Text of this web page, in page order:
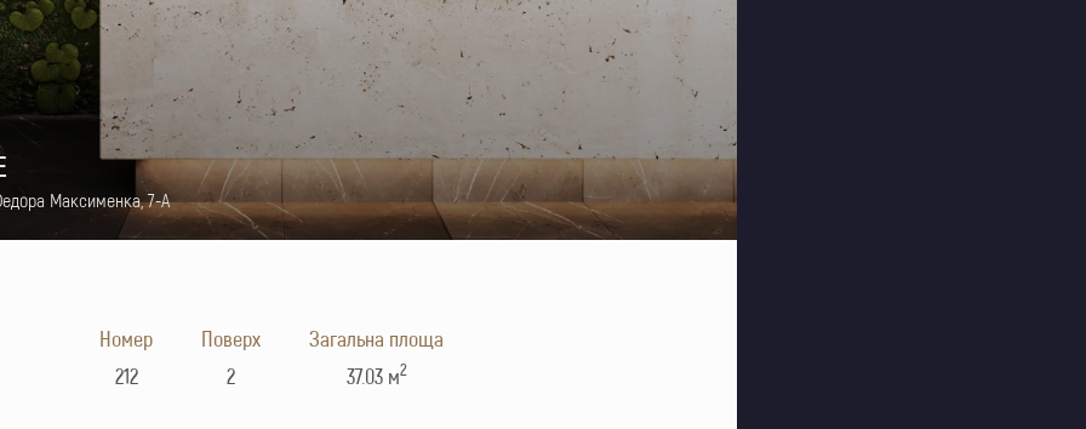
Максименка, 7-А
Номер
212
Поверх
2
Загальна площа
37.03 м2